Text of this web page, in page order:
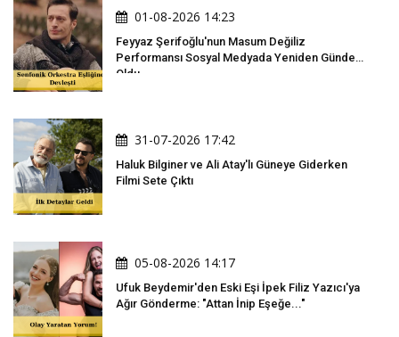
01-08-2026 14:23
Feyyaz Şerifoğlu'nun Masum Değiliz
Performansı Sosyal Medyada Yeniden Gündem
Oldu
31-07-2026 17:42
Haluk Bilginer ve Ali Atay'lı Güneye Giderken
Filmi Sete Çıktı
05-08-2026 14:17
Ufuk Beydemir'den Eski Eşi İpek Filiz Yazıcı'ya
Ağır Gönderme: "Attan İnip Eşeğe..."